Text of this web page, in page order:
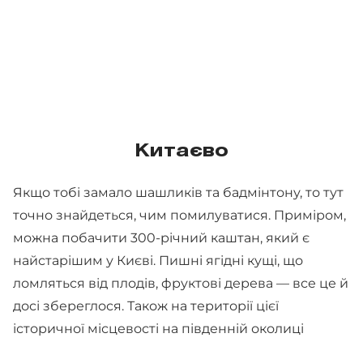
Китаєво
Якщо тобі замало шашликів та бадмінтону, то тут
точно знайдеться, чим помилуватися. Приміром,
можна побачити 300-річний каштан, який є
найстарішим у Києві. Пишні ягідні кущі, що
ломляться від плодів, фруктові дерева — все це й
досі збереглося. Також на території цієї
історичної місцевості на південній околиці